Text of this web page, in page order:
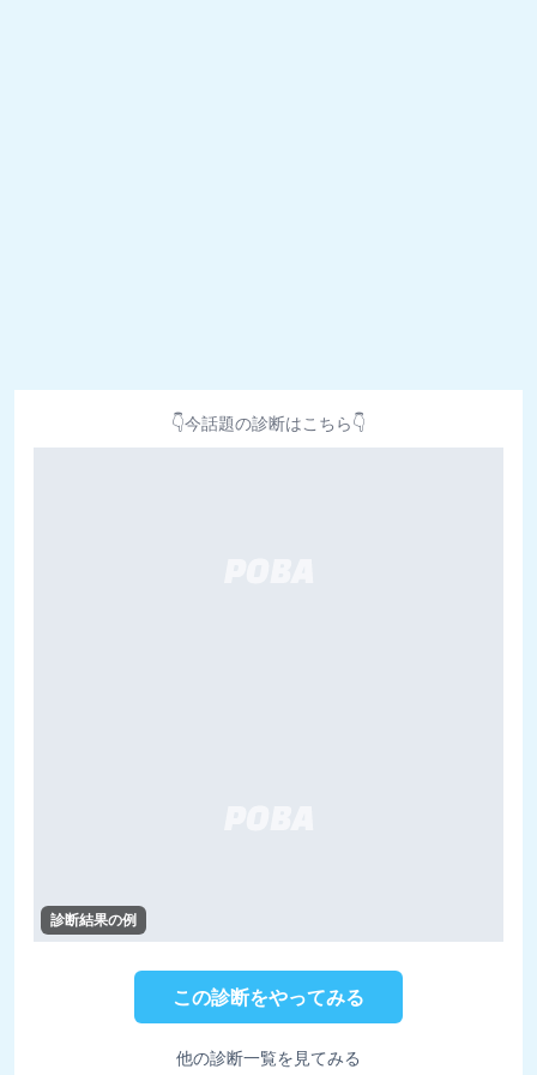
👇今話題の診断はこちら👇
診断結果の例
この診断をやってみる
他の診断一覧を見てみる